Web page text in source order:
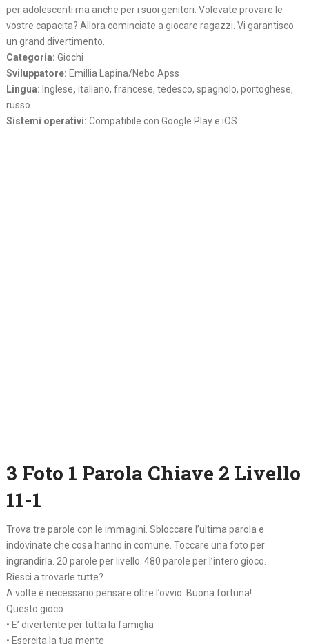
per adolescenti ma anche per i suoi genitori. Volevate provare le
vostre capacita? Allora cominciate a giocare ragazzi. Vi garantisco
un grand divertimento.
Categoria: Giochi
Sviluppatore: Emillia Lapina/Nebo Apss
Lingua: Inglese, italiano, francese, tedesco, spagnolo, portoghese,
russo
Sistemi operativi: Compatibile con Google Play e iOS.
3 Foto 1 Parola Chiave 2 Livello
11-1
Trova tre parole con le immagini. Sbloccare l’ultima parola e
indovinate che cosa hanno in comune. Toccare una foto per
ingrandirla. 20 parole per livello. 480 parole per l’intero gioco.
Riesci a trovarle tutte?
A volte è necessario pensare oltre l’ovvio. Buona fortuna!
Questo gioco:
• E’ divertente per tutta la famiglia
• Esercita la tua mente